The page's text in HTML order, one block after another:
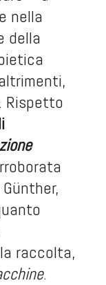
nella
della
raccolta,
.